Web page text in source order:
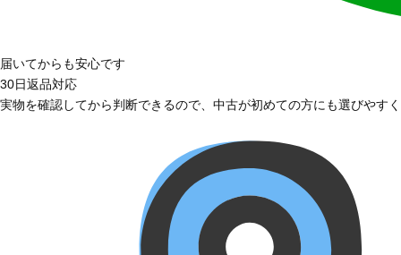
届いてからも安心です
30日返品対応
実物を確認してから判断できるので、中古が初めての方にも選びやす